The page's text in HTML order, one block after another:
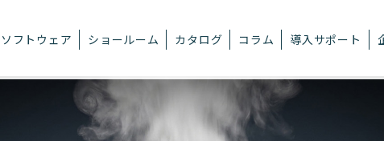
ソフトウェア ショールーム カタログ コラム 導入サポート